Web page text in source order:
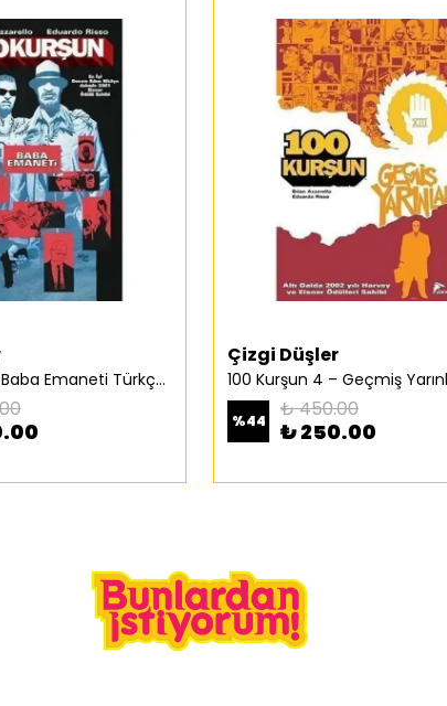
100 Kurşun 3 - Baba Emaneti Türkçe Çizgi Roman
Çizgi Düşler
%44 ₺ 450.00
₺ 250.00